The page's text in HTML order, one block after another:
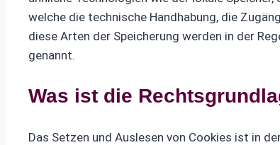
welche die technische Handhabung, die
diese Arten der Speicherung werden in der
genannt.
Was ist die
Das Setzen und Auslesen von Cookies ist in